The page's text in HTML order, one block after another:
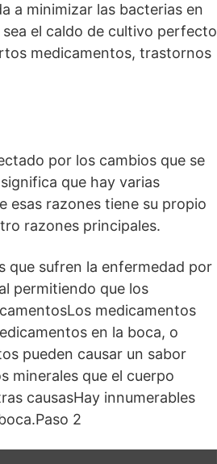
a minimizar las bacterias en
el caldo de cultivo perfecto
medicamentos, trastornos
por los cambios que se
que hay varias
esas razones tiene su propio
razones principales.
que sufren la enfermedad por
permitiendo que los
medicamentos
en la boca, o
pueden causar un sabor
minerales que el cuerpo
causasHay innumerables
2